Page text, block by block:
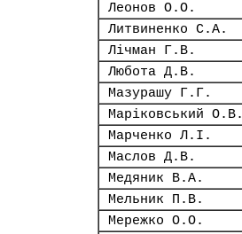
Леонов О.О.
Литвиненко С.А.
Лічман Г.В.
Любота Д.В.
Мазурашу Г.Г.
Маріковський О.В.
Марченко Л.І.
Маслов Д.В.
Медяник В.А.
Мельник П.В.
Мережко О.О.